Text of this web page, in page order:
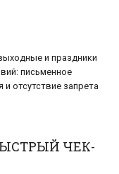
и праздники
письменное
отсутствие запрета
ЧЕК-